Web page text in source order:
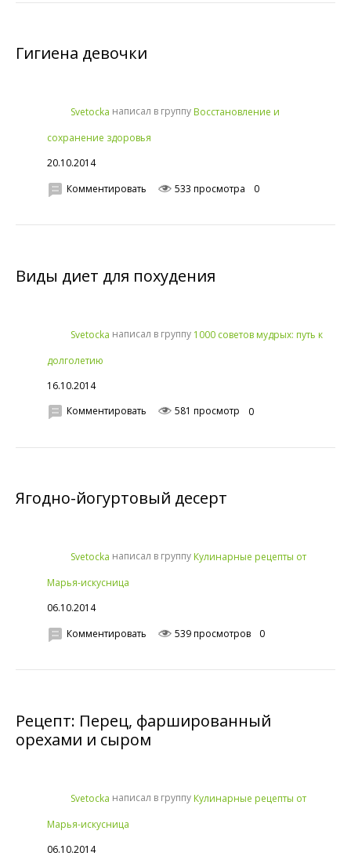
Гигиена девочки
Svetocka написал в группу Восстановление и
сохранение здоровья
20.10.2014
Комментировать
533 просмотра 0
Виды диет для похудения
Svetocka написал в группу 1000 советов мудрых: путь к
долголетию
16.10.2014
Комментировать
581 просмотр 0
Ягодно-йогуртовый десерт
Svetocka написал в группу Кулинарные рецепты от
Марья-искусница
06.10.2014
Комментировать
539 просмотров 0
Рецепт: Перец, фаршированный
орехами и сыром
Svetocka написал в группу Кулинарные рецепты от
Марья-искусница
06.10.2014